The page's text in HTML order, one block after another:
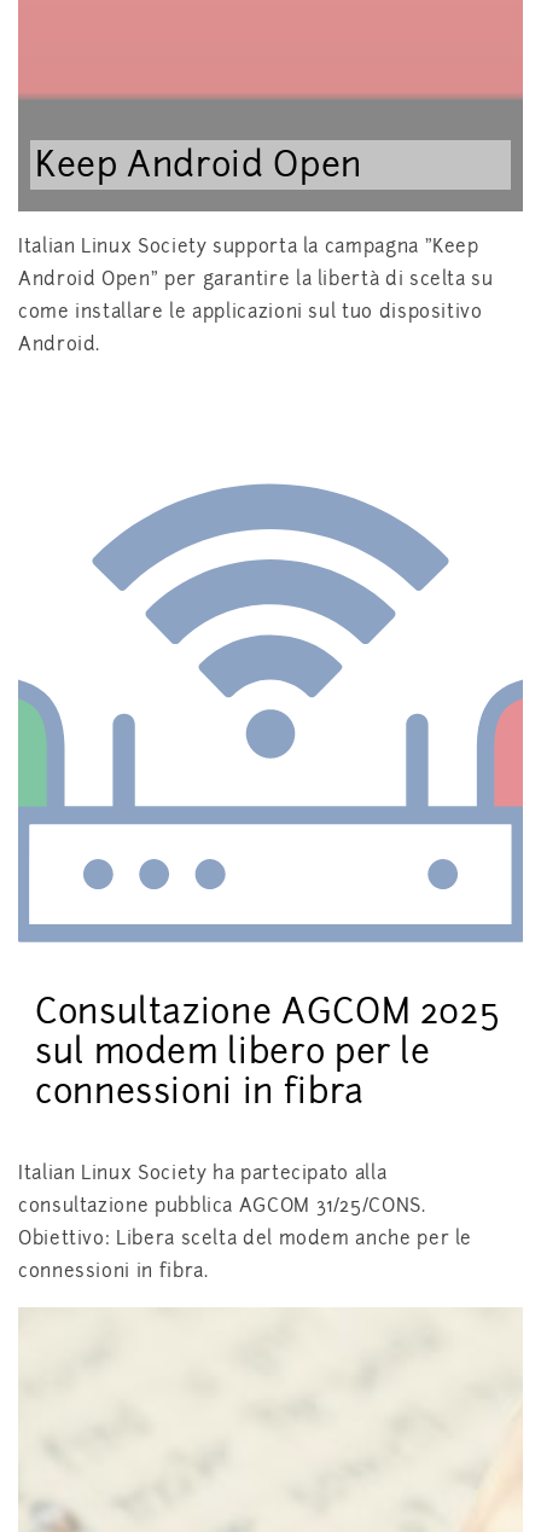
Keep Android Open
Italian Linux Society supporta la campagna "Keep
Android Open" per garantire la libertà di scelta su
come installare le applicazioni sul tuo dispositivo
Android.
Consultazione AGCOM 2025
sul modem libero per le
connessioni in fibra
Italian Linux Society ha partecipato alla
consultazione pubblica AGCOM 31/25/CONS.
Obiettivo: Libera scelta del modem anche per le
connessioni in fibra.